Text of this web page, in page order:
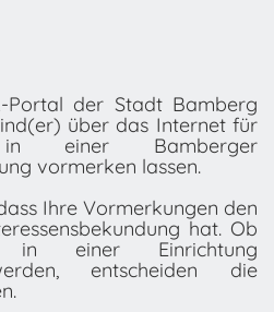
Portal der Stadt Bamberg
über das Internet für
einer Bamberger
vormerken lassen.
Ihre Vormerkungen den
hat. Ob
in einer Einrichtung
entscheiden die